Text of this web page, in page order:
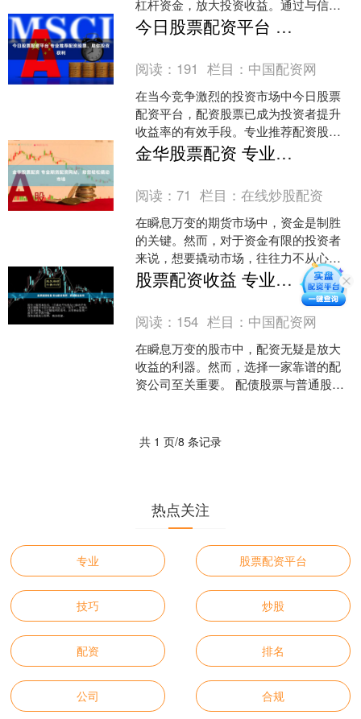
杠杆资金，放大投资收益。通过与信誉
良好的配资平台合作，投资者可以获得
高达数倍的资金杠杆，从而....
今日股票配资平台 专业推荐配资股票，助你投资获利
阅读： 191 栏目： 中国配资网
在当今竞争激烈的投资市场中今日股票
配资平台，配资股票已成为投资者提升
收益率的有效手段。专业推荐配资股票
可以帮助您把握市场机遇，实现投资获
利。 * **快速增资：....
金华股票配资 专业期货配资网站，助您轻松撬动市场
阅读：71 栏目：在线炒股配资
在瞬息万变的期货市场中，资金是制胜
的关键。然而，对于资金有限的投资者
来说，想要撬动市场，往往力不从心。
此时，专业期货配资网站便应运而生。
选择持有合法经营资质的....
股票配资收益 专业配资推荐，助你掘金股市
阅读： 154 栏目： 中国配资网
在瞬息万变的股市中，配资无疑是放大
收益的利器。然而，选择一家靠谱的配
资公司至关重要。 配债股票与普通股票
共 1 页/8 条记录
热点关注
专业 股票配资平台
技巧 炒股
配资 排名
公司 合规